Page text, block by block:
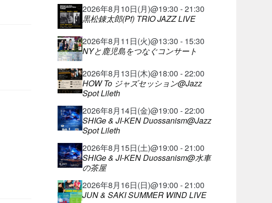
2026年8月10日(月)@19:30 - 21:30
黒松錬太郎(Pf) TRIO JAZZ LIVE
2026年8月11日(火)@13:30 - 15:30
NYと鹿児島をつなぐコンサート
2026年8月13日(木)@18:00 - 22:00
HOW To ジャズセッション@Jazz
Spot Lileth
2026年8月14日(金)@19:00 - 22:00
SHIGe & JI-KEN Duossanism@Jazz
Spot Lileth
2026年8月15日(土)@19:00 - 21:00
SHIGe & JI-KEN Duossanism@水車
の茶屋
2026年8月16日(日)@19:00 - 21:00
JUN & SAKI SUMMER WIND LIVE